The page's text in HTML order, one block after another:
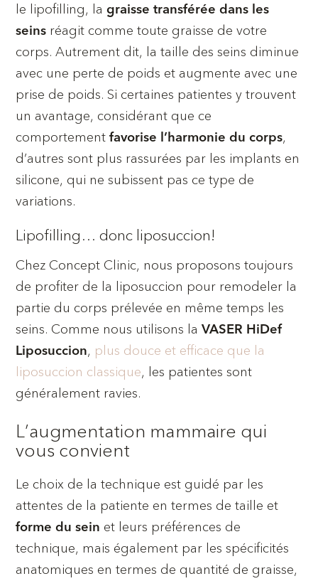
le lipofilling, lagraisse transférée dans les
seins réagit comme toute graisse de votre
corps. Autrement dit, la taille des seins diminue
avec une perte de poids et augmente avec une
prise de poids. Si certaines patientes y trouvent
un avantage, considérant que ce
comportementfavorise l’harmonie du corps,
d’autres sont plus rassurées par les implants en
silicone, qui ne subissent pas ce type de
variations.
Lipofilling… donc liposuccion!
Chez Concept Clinic, nous proposons toujours
de profiter de la liposuccion pour remodeler la
partie du corps prélevée en même temps les
seins. Comme nous utilisons laVASER HiDef
Liposuccion, plus douce et efficace que la
liposuccion classique, les patientes sont
généralement ravies.
L’augmentation mammaire qui
vous convient
Le choix de la technique est guidé par les
attentes de la patiente en termes de taille et
forme du sein et leurs préférences de
technique, mais également par les spécificités
anatomiques en termes de quantité de graisse,